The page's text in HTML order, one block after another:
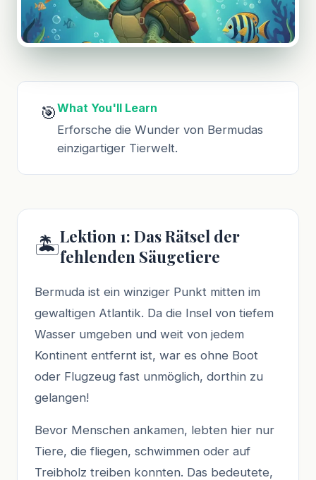
🎯What You'll Learn
Erforsche die Wunder von Bermudas
einzigartiger Tierwelt.
🏝️Lektion 1: Das Rätsel der
fehlenden Säugetiere
Bermuda ist ein winziger Punkt mitten im
gewaltigen Atlantik. Da die Insel von tiefem
Wasser umgeben und weit von jedem
Kontinent entfernt ist, war es ohne Boot
oder Flugzeug fast unmöglich, dorthin zu
gelangen!
Bevor Menschen ankamen, lebten hier nur
Tiere, die fliegen, schwimmen oder auf
Treibholz treiben konnten. Das bedeutete,